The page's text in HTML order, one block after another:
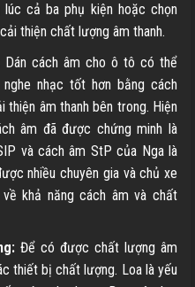
cả ba phụ kiện hoặc chọn
thiện chất lượng âm thanh.
Dán cách âm cho ô tô có thể
nhạc tốt hơn bằng cách
thiện âm thanh bên trong. Hiện
âm đã được chứng minh là
vàcách âm StP của Nga là
nhiều chuyên gia và chủ xe
khả năng cách âm và chất
Để có được chất lượng âm
thiết bị chất lượng. Loa là yếu